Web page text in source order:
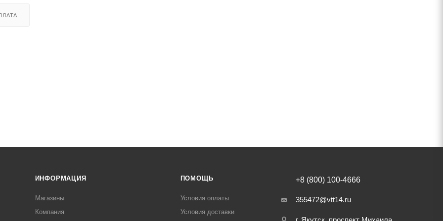
ИНФОРМАЦИЯ
Магазины
Компания
ПОМОЩЬ
Условия оплаты
Условия доставки
+8 (800) 100-4666
355472@vtt14.ru